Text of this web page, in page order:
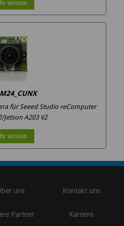
wissen
für Seeed Studio reComputer
Jetson A203 V2
wissen
uns Kontakt uns
Partner Karriere